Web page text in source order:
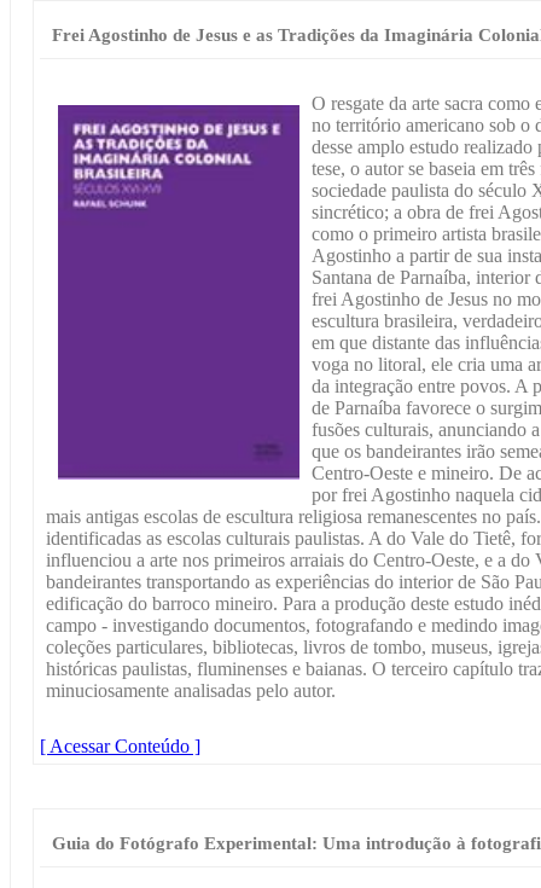
Frei Agostinho de Jesus e as Tradições da Imaginária
O resgate da arte sacra
no território americano sob o
desse amplo estudo
tese, o autor se baseia em
sociedade paulista do século
sincrético; a obra de frei
como o primeiro artista
Agostinho a partir de sua
Santana de Parnaíba, interior
frei Agostinho de Jesus no
escultura brasileira,
em que distante das
voga no litoral, ele cria uma
da integração entre povos. A
de Parnaíba favorece o
fusões culturais, anunciando
que os bandeirantes irão
Centro-Oeste e mineiro. De
por frei Agostinho naquela
mais antigas escolas de escultura religiosa remanescentes no
identificadas as escolas culturais paulistas. A do Vale do Tietê,
influenciou a arte nos primeiros arraiais do Centro-Oeste, e a do
bandeirantes transportando as experiências do interior de São
edificação do barroco mineiro. Para a produção deste estudo
campo - investigando documentos, fotografando e medindo
coleções particulares, bibliotecas, livros de tombo, museus,
históricas paulistas, fluminenses e baianas. O terceiro capítulo
minuciosamente analisadas pelo autor.
[ Acessar Conteúdo ]
Guia do Fotógrafo Experimental: Uma introdução à